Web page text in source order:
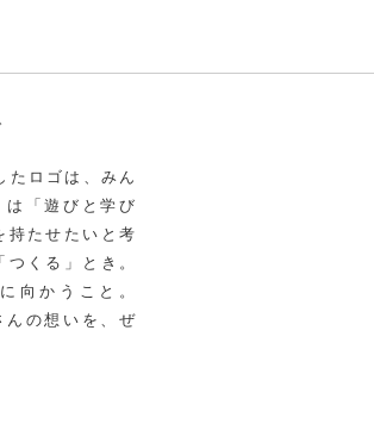
ロゴは、みん
「遊びと学び
持たせたいと考
くる」とき。
向かうこと。
の想いを、ぜ